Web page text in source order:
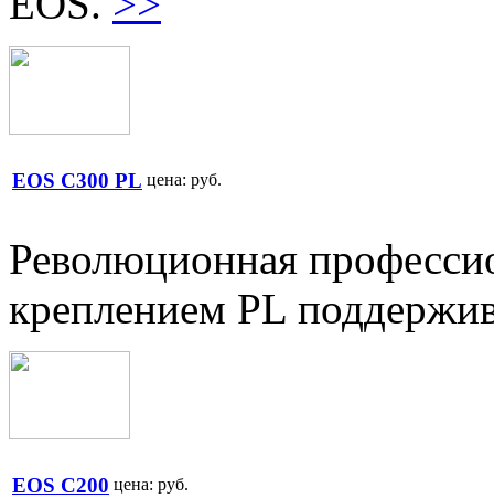
EOS C300 PL цена: руб.
Революционная
креплением PL
EOS C200 цена: руб.